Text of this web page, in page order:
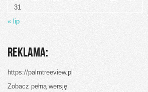
31
« lip
Reklama:
https://palmtreeview.pl
Zobacz pełną wersję